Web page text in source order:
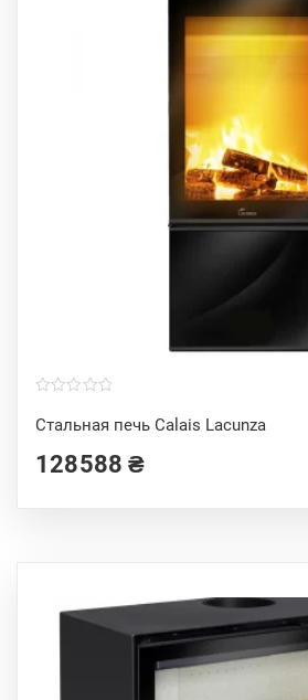
Стальная печь Calais Lacunza
o
u
o
128588₴